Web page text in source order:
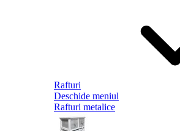
Rafturi
Deschide meniul
Rafturi metalice